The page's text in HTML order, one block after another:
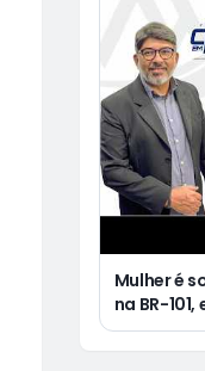
Mulher é
na BR-
Jovem de